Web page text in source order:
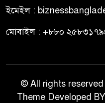
ইমেইল :
মোবাইল : +৮৮০
© All rights
Theme Developed BY